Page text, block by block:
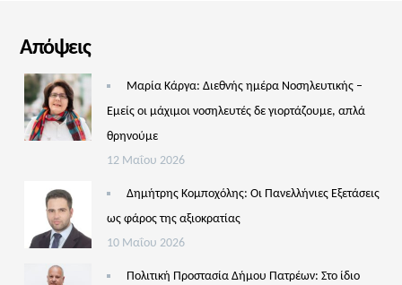
Απόψεις
Μαρία Κάργα: Διεθνής ημέρα Νοσηλευτικής –
Εμείς οι μάχιμοι νοσηλευτές δε γιορτάζουμε, απλά
θρηνούμε
12 Μαΐου 2026
Δημήτρης Κομποχόλης: Οι Πανελλήνιες Εξετάσεις
ως φάρος της αξιοκρατίας
10 Μαΐου 2026
Πολιτική Προστασία Δήμου Πατρέων: Στο ίδιο